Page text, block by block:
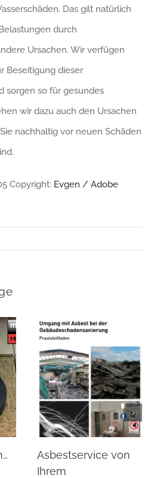
Das gilt natürlich
durch
Ursachen. Wir verfügen
Beseitigung dieser
sorgen so für gesundes
wir dazu auch den Ursachen
nachhaltig vor neuen Schäden
Copyright: Evgen / Adobe
Asbestservice von
Ihrem